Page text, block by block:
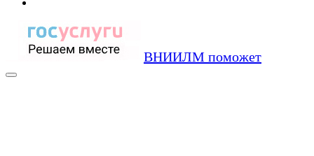
ВНИИЛМ поможет